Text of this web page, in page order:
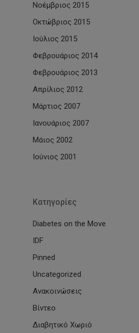
Νοέμβριος 2015
Οκτώβριος 2015
Ιούλιος 2015
Φεβρουάριος 2014
Φεβρουάριος 2013
Απρίλιος 2012
Μάρτιος 2007
Ιανουάριος 2007
Μάιος 2002
Ιούνιος 2001
Kατηγορίες
Diabetes on the Move
IDF
Pinned
Uncategorized
Ανακοινώσεις
Βίντεο
Διαβητικό Χωριό